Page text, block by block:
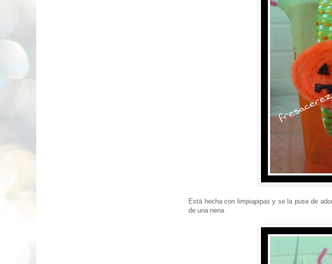
Está hecha con limpiapipas y se la puse de
de una nena